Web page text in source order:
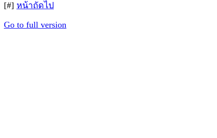
[#] หน้าถัดไป
Go to full version